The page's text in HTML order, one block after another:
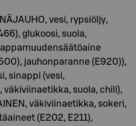
vesi, rypsiöljy,
glukoosi, suola,
jauhonparanne (E920)),
sinappi (vesi,
väkiviinaetikka, suola, chili),
väkiviinaetikka, sokeri,
(E202, E211),